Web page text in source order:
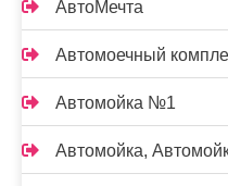
АвтоМечта
Автомоечный
Автомойка №1
Автомойка,